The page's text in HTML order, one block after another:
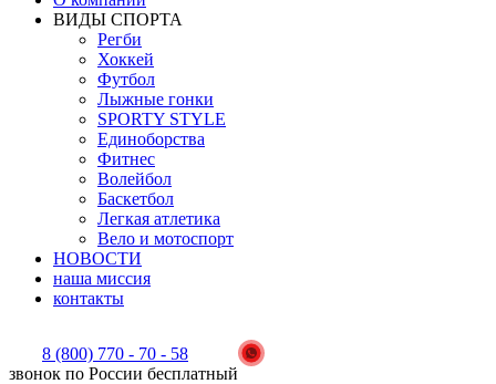
ВИДЫ СПОРТА
Регби
Хоккей
Футбол
Лыжные гонки
SPORTY STYLE
Единоборства
Фитнес
Волейбол
Баскетбол
Легкая атлетика
Вело и мотоспорт
НОВОСТИ
наша миссия
контакты
8 (800) 770 - 70 - 58
звонок по России бесплатный